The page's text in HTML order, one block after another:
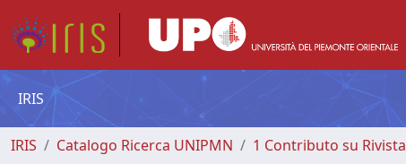
IRIS
IRIS Catalogo Ricerca UNIPMN 1 Contributo su Rivista